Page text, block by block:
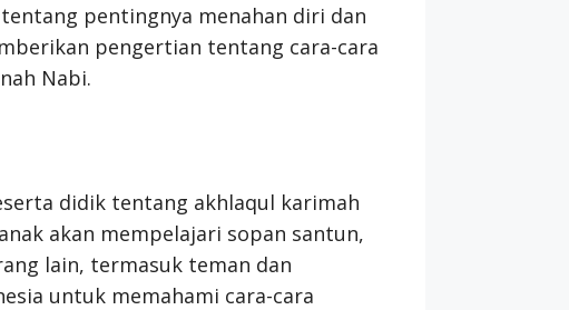
pentingnya menahan diri dan
pengertian tentang cara-cara
Nabi.
didik tentang akhlaqul karimah
akan mempelajari sopan santun,
lain, termasuk teman dan
untuk memahami cara-cara